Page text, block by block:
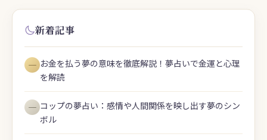
新着記事
― お金を払う夢の意味を徹底解説！夢占いで金運と心理
を解読
― コップの夢占い：感情や人間関係を映し出す夢のシン
ボル